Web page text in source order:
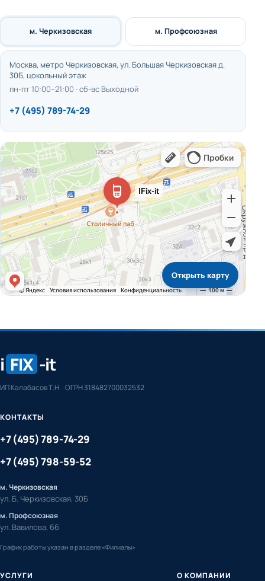
м. Черкизовская
Москва, метро Черкизовская, ул. Большая Черкизовская д.
30Б, цокольный этаж
пн-пт 10:00–21:00 · сб-вс Выходной
+7 (495) 789-74-29
м. Профсоюзная
Открыть карту
i FIX -it
ИП Калабасов Т.Н. · ОГРН 318482700032532
УСЛУГИ О КОМПАНИИ
КОНТАКТЫ
+7 (495) 789-74-29
+7 (495) 798-59-52
м. Черкизовская
ул. Б. Черкизовская, 30Б
м. Профсоюзная
ул. Вавилова, 66
График работы указан в разделе «Филиалы»